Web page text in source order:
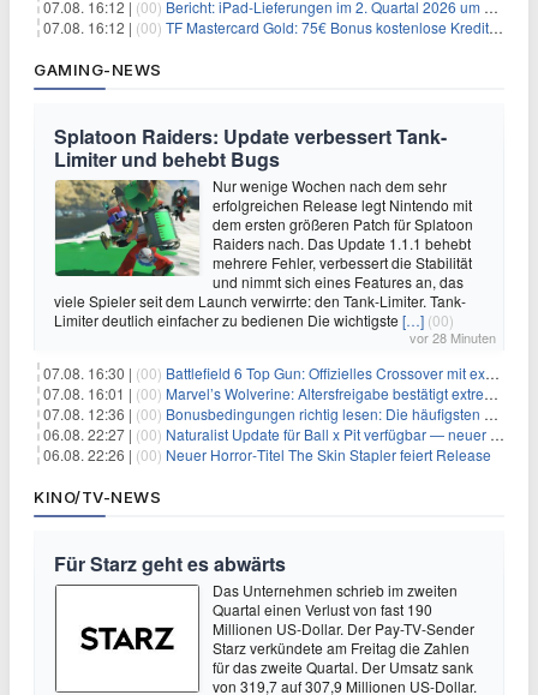
07.08. 16:12 | (00) Bericht: iPad-Lieferungen im 2. Quartal 2026 um 7,5 Prozent gesunken
07.08. 16:12 | (00) TF Mastercard Gold: 75€ Bonus kostenlose Kreditkarte ohne Fremdwährungsgebühren
GAMING-NEWS
Splatoon Raiders: Update verbessert Tank-
Limiter und behebt Bugs
Nur wenige Wochen nach dem sehr
erfolgreichen Release legt Nintendo mit
dem ersten größeren Patch für Splatoon
Raiders nach. Das Update 1.1.1 behebt
mehrere Fehler, verbessert die Stabilität
und nimmt sich eines Features an, das
viele Spieler seit dem Launch verwirrte: den Tank-Limiter. Tank-
Limiter deutlich einfacher zu bedienen Die wichtigste […] (00)
vor 28 Minuten
07.08. 16:30 | (00) Battlefield 6 Top Gun: Offizielles Crossover mit exklusiven Inhalten angekündigt
07.08. 16:01 | (00) Marvel’s Wolverine: Altersfreigabe bestätigt extreme Gewalt und düstere Szenen
07.08. 12:36 | (00) Bonusbedingungen richtig lesen: Die häufigsten Stolperfallen
06.08. 22:27 | (00) Naturalist Update für Ball x Pit verfügbar — neuer Content auf allen Plattformen
06.08. 22:26 | (00) Neuer Horror‑Titel The Skin Stapler feiert Release
KINO/TV-NEWS
Für Starz geht es abwärts
Das Unternehmen schrieb im zweiten
Quartal einen Verlust von fast 190
Millionen US-Dollar. Der Pay-TV-Sender
Starz verkündete am Freitag die Zahlen
für das zweite Quartal. Der Umsatz sank
von 319,7 auf 307,9 Millionen US-Dollar.